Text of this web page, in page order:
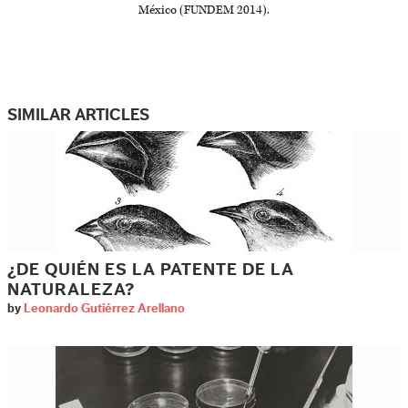
México (FUNDEM 2014).
SIMILAR ARTICLES
¿DE QUIÉN ES LA PATENTE DE LA
NATURALEZA?
by Leonardo Gutiérrez Arellano